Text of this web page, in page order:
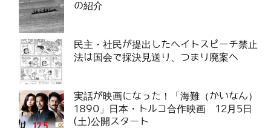
の紹介
民主・社民が提出したヘイトスピーチ禁止
法は国会で採決見送り、つまり廃案へ
実話が映画になった！「海難（かいなん）
1890」日本・トルコ合作映画 12月5日
(土)公開スタート